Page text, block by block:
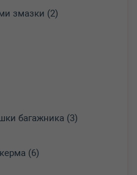
змазки (2)
багажника (3)
(6)